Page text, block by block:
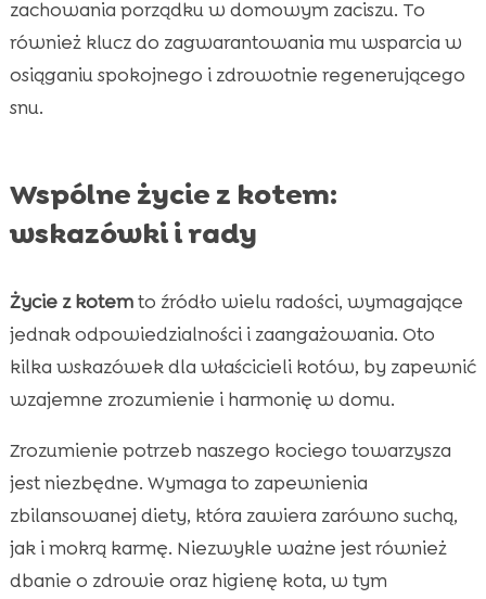
zachowania porządku w domowym zaciszu. To
również klucz do zagwarantowania mu wsparcia w
osiąganiu spokojnego i zdrowotnie regenerującego
snu.
Wspólne życie z kotem:
wskazówki i rady
Życie z kotemto źródło wielu radości, wymagające
jednak odpowiedzialności i zaangażowania. Oto
kilka wskazówek dla właścicieli kotów, by zapewnić
wzajemne zrozumienie i harmonię w domu.
Zrozumienie potrzeb naszego kociego towarzysza
jest niezbędne. Wymaga to zapewnienia
zbilansowanej diety, która zawiera zarówno suchą,
jak i mokrą karmę. Niezwykle ważne jest również
dbanie o zdrowie oraz higienę kota, w tym